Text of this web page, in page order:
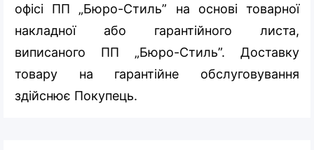
офісі ПП „Бюро-Стиль” на основі товарної
накладної або гарантійного листа,
виписаного ПП „Бюро-Стиль”. Доставку
товару на гарантійне обслуговування
здійснює Покупець.